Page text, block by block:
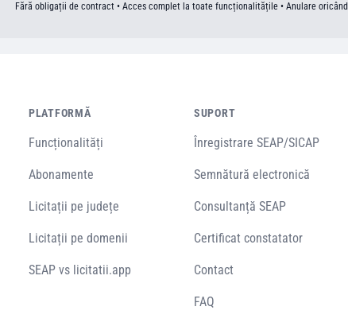
Fără obligații de contract • Acces complet la toate funcționalitățile • Anulare oricând
PLATFORMĂ
Funcționalități
Abonamente
Licitații pe județe
Licitații pe domenii
SEAP vs licitatii.app
SUPORT
Înregistrare SEAP/SICAP
Semnătură electronică
Consultanță SEAP
Certificat constatator
Contact
FAQ